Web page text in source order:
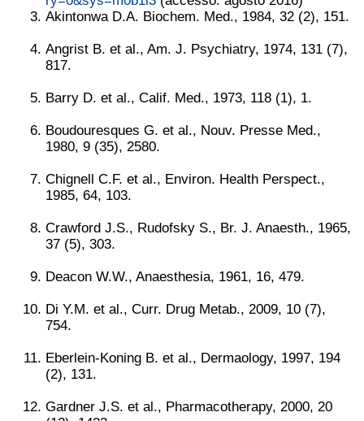
Akintonwa D.A. Biochem. Med., 1984, 32 (2), 151.
Angrist B. et al., Am. J. Psychiatry, 1974, 131 (7),
817.
Barry D. et al., Calif. Med., 1973, 118 (1), 1.
Boudouresques G. et al., Nouv. Presse Med.,
1980, 9 (35), 2580.
Chignell C.F. et al., Environ. Health Perspect.,
1985, 64, 103.
Crawford J.S., Rudofsky S., Br. J. Anaesth., 1965,
37 (5), 303.
Deacon W.W., Anaesthesia, 1961, 16, 479.
Di Y.M. et al., Curr. Drug Metab., 2009, 10 (7),
754.
Eberlein-Koning B. et al., Dermaology, 1997, 194
(2), 131.
Gardner J.S. et al., Pharmacotherapy, 2000, 20